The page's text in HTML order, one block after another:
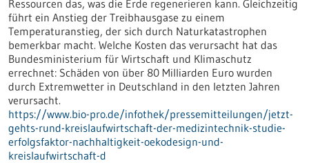
Ressourcen das, was die Erde regenerieren kann. Gleichzeitig
führt ein Anstieg der Treibhausgase zu einem
Temperaturanstieg, der sich durch Naturkatastrophen
bemerkbar macht. Welche Kosten das verursacht hat das
Bundesministerium für Wirtschaft und Klimaschutz
errechnet: Schäden von über 80 Milliarden Euro wurden
durch Extremwetter in Deutschland in den letzten Jahren
verursacht.
https://www.bio-pro.de/infothek/pressemitteilungen/jetzt-
gehts-rund-kreislaufwirtschaft-der-medizintechnik-studie-
erfolgsfaktor-nachhaltigkeit-oekodesign-und-
kreislaufwirtschaft-d